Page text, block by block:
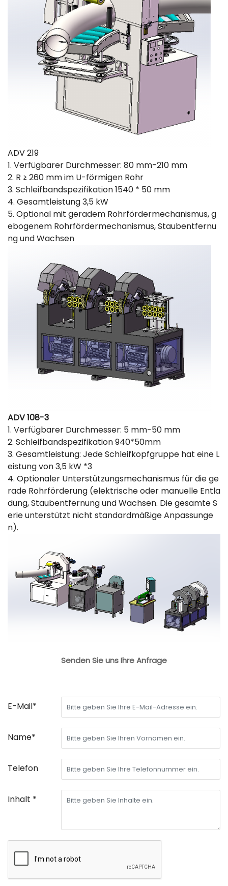
ADV 219
1. Verfügbarer Durchmesser: 80 mm-210 mm
2. R ≥ 260 mm im U-förmigen Rohr
3. Schleifbandspezifikation 1540 * 50 mm
4. Gesamtleistung 3,5 kW
5. Optional mit geradem Rohrfördermechanismus, g
ebogenem Rohrfördermechanismus, Staubentfernu
ng und Wachsen
ADV 108-3
1. Verfügbarer Durchmesser: 5 mm-50 mm
2. Schleifbandspezifikation 940*50mm
3. Gesamtleistung: Jede Schleifkopfgruppe hat eine L
eistung von 3,5 kW *3
4. Optionaler Unterstützungsmechanismus für die ge
rade Rohrförderung (elektrische oder manuelle Entla
dung, Staubentfernung und Wachsen. Die gesamte S
erie unterstützt nicht standardmäßige Anpassunge
n).
Senden Sie uns Ihre Anfrage
E-Mail*
Name*
Telefon
Inhalt *